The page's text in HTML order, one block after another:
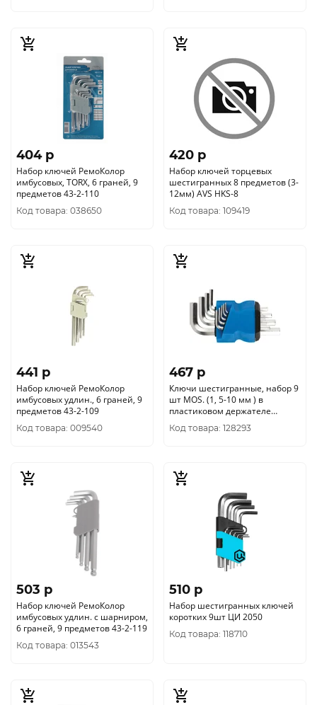
404 p
Набор ключей РемоКолор
имбусовых, TORX, 6 граней, 9
предметов 43-2-110
Код товара: 038650
420 p
Набор ключей торцевых
шестигранных 8 предметов (3-
12мм) AVS HKS-8
Код товара: 109419
441 p
Набор ключей РемоКолор
имбусовых удлин., 6 граней, 9
предметов 43-2-109
Код товара: 009540
467 p
Ключи шестигранные, набор 9
шт MOS. (1, 5-10 мм ) в
пластиковом держателе
64201М
Код товара: 128293
503 p
Набор ключей РемоКолор
имбусовых удлин. c шарниром,
6 граней, 9 предметов 43-2-119
Код товара: 013543
510 p
Набор шестигранных ключей
коротких 9шт ЦИ 2050
Код товара: 118710